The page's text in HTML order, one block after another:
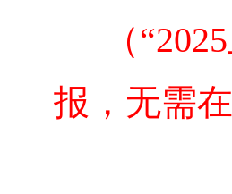
（
报，无需